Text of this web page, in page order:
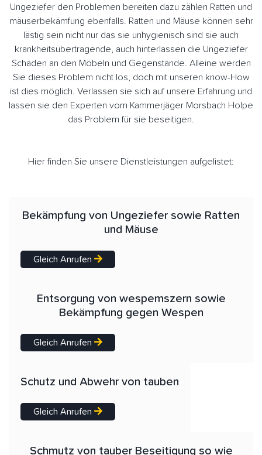
Ungeziefer den Problemen bereiten dazu zählen Ratten und
mäuserbekämfung ebenfalls. Ratten und Mäuse können sehr
lästig sein nicht nur das sie unhygienisch sind sie auch
krankheitsübertragende, auch hinterlassen die Ungeziefer
Schäden an den Möbeln und Gegenstände. Alleine werden
Sie dieses Problem nicht los, doch mit unseren know-How
ist dies möglich. Verlassen sie sich auf unsere Erfahrung und
lassen sie den Experten vom Kammerjäger Morsbach Holpe
das Problem für sie beseitigen.
Hier finden Sie unsere Dienstleistungen aufgelistet:
Bekämpfung von Ungeziefer sowie Ratten
und Mäuse
Gleich Anrufen
Entsorgung von wespemszern sowie
Bekämpfung gegen Wespen
Gleich Anrufen
Schutz und Abwehr von tauben
Gleich Anrufen
Schmutz von tauber Beseitigung so wie